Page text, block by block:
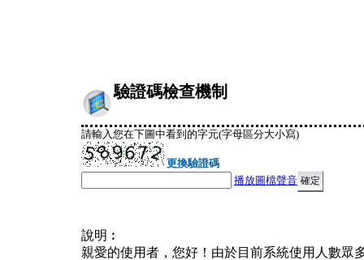
驗證碼檢查機制
請輸入您在下圖中看到的字元(字母區分大小寫)
更換驗證碼
播放圖檔聲音
說明︰
親愛的使用者，您好！由於目前系統使用人數眾